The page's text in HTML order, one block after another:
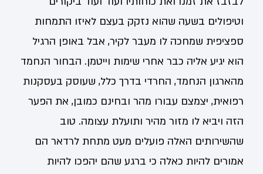
וטיפולים בשעה שהוא נזקק בעצם לאיזו התמחות
ספציפית שמחכה לו מעבר לקיר, אבל באופן הרגיל
הוא יגיע אליה כבר אחרי שימות וייטמן. הבחור הנחמד
מהארגון הנחמד, החרדי בדרך כלל, שעוסק בעסקנות
רפואית, יצמצם עבורו מהר ובחינם כמובן, את הפער
הזה ויביא לו מזור מהיר ותועלת עצומה. טוב
שהשירותים האלה פועלים מעט מתחת לרדאר הם
אמורים להיות כאלה כי ברגע שהם יהפכו להיות